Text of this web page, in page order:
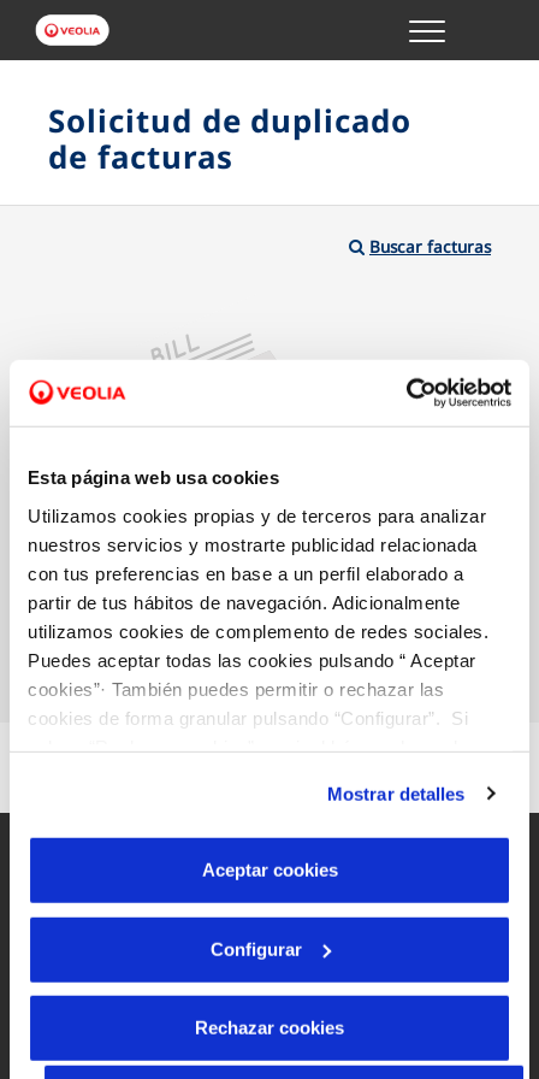
Esta página web usa cookies
Utilizamos cookies propias y de terceros para analizar
nuestros servicios y mostrarte publicidad relacionada
con tus preferencias en base a un perfil elaborado a
partir de tus hábitos de navegación. Adicionalmente
utilizamos cookies de complemento de redes sociales.
Puedes aceptar todas las cookies pulsando “ Aceptar
cookies”· También puedes permitir o rechazar las
cookies de forma granular pulsando “Configurar”. Si
son indispensables para que el sitio web funcione y que
por tanto no se pueden desactivar. Puedes consultar
más información en nuestraPolítica de Cookies
Mostrar detalles
Aceptar cookies
Configurar
Rechazar cookies
Menu
VER TODAS LAS GESTIONES
CONÓCENOS
VER TODAS LAS GESTIONES
Solicitud de duplicado
de facturas
Buscar facturas
Mapa Web
Aviso legal y privacidad de la web
Política de cookies
Protección de datos